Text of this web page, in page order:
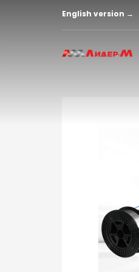
English version →